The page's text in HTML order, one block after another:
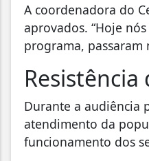
A coordenadora do
aprovados. “Hoje
programa, passaram
Resistência
Durante a audiência
atendimento da
funcionamento dos